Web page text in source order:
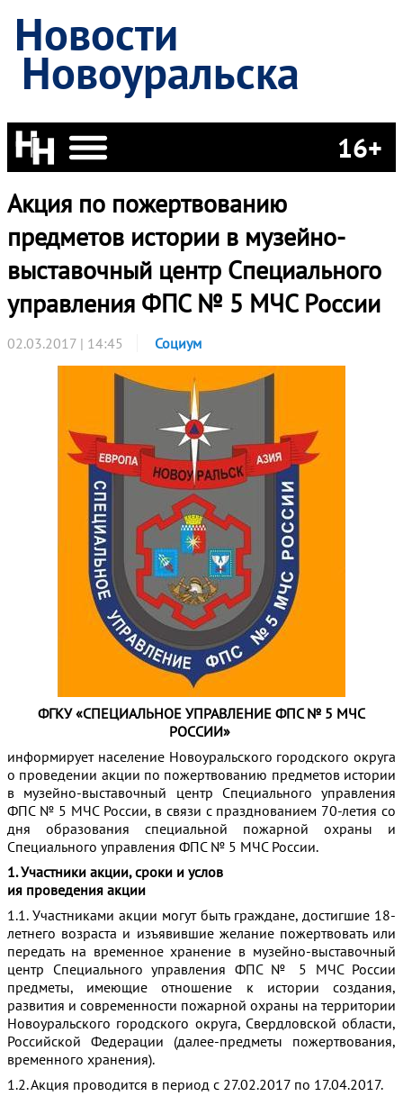
Новости
Новоуральска
16+
Акция по пожертвованию
предметов истории в музейно-
выставочный центр Специального
управления ФПС № 5 МЧС России
02.03.2017 | 14:45 Социум
ФГКУ «СПЕЦИАЛЬНОЕ УПРАВЛЕНИЕ ФПС № 5 МЧС
РОССИИ»
информирует население Новоуральского городского округа
о проведении акции по пожертвованию предметов истории
в музейно-выставочный центр Специального управления
ФПС № 5 МЧС России, в связи с празднованием 70-летия со
дня образования специальной пожарной охраны и
Специального управления ФПС № 5 МЧС России.
1. Участники акции, сроки и услов
ия проведения акции
1.1. Участниками акции могут быть граждане, достигшие 18-
летнего возраста и изъявившие желание пожертвовать или
передать на временное хранение в музейно-выставочный
центр Специального управления ФПС № 5 МЧС России
предметы, имеющие отношение к истории создания,
развития и современности пожарной охраны на территории
Новоуральского городского округа, Свердловской области,
Российской Федерации (далее-предметы пожертвования,
временного хранения).
1.2. Акция проводится в период с 27.02.2017 по 17.04.2017.